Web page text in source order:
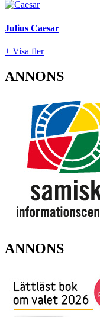
Julius Caesar
+ Visa fler
ANNONS
ANNONS